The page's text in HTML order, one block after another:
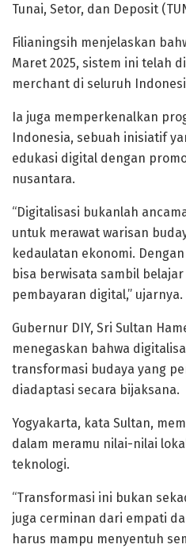
Tunai, Setor, dan Deposit
Filianingsih menjelaskan
Maret 2025, sistem ini telah
merchant di seluruh
Ia juga memperkenalkan
Indonesia, sebuah inisiatif
edukasi digital dengan
nusantara.
“Digitalisasi bukanlah
untuk merawat warisan
kedaulatan ekonomi.
bisa berwisata sambil
pembayaran digital,” ujarnya.
Gubernur DIY, Sri Sultan
menegaskan bahwa
transformasi budaya yang
diadaptasi secara bijaksana.
Yogyakarta, kata Sultan,
dalam meramu nilai-nilai
teknologi.
“Transformasi ini bukan
juga cerminan dari empati
harus mampu menyentuh